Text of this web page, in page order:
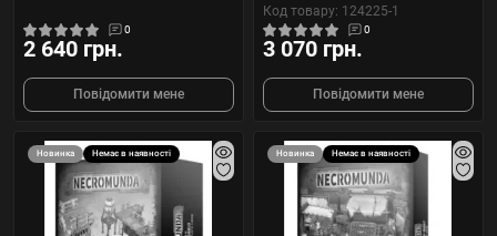
0
2 640 грн.
Повідомити мене
Код товару: 124225-1
0
3 070 грн.
Повідомити мене
Новинка Немає в наявності Новинка Немає в наявності